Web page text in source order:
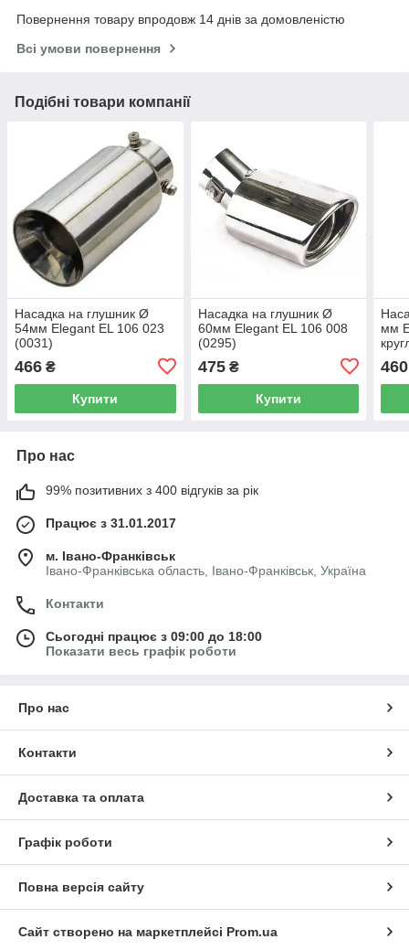
Повернення товару впродовж 14 днів за домовленістю
Всі умови повернення
Подібні товари компанії
Насадка на глушник Ø
54мм Elegant EL 106 023
(0031)
466 ₴
Купити
Насадка на глушник Ø
60мм Elegant EL 106 008
(0295)
475₴
Купити
мм
460
Про нас
99% позитивних з 400 відгуків за рік
Працює з 31.01.2017
м. Івано-Франківськ
Івано-Франківська область, Івано-Франківськ, Україна
Контакти
Сьогодні працює з 09:00 до 18:00
Показати весь графік роботи
Про нас
Контакти
Доставка та оплата
Графік роботи
Повна версія сайту
Сайт створено на маркетплейсі Prom.ua